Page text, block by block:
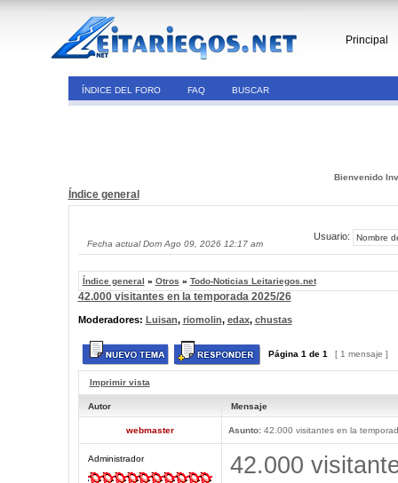
Principal
ÍNDICE DEL FORO FAQ BUSCAR
Bienvenido
Índice general
Fecha actual Dom Ago 09, 2026 12:17 am
Usuario:
Índice general » Otros » Todo-Noticias Leitariegos.net
42.000 visitantes en la temporada 2025/26
Moderadores: Luisan, riomolin, edax, chustas
Página 1 de 1 [ 1 mensaje ]
Imprimir vista
Autor Mensaje
webmaster Asunto:42.000 visitantes en la
Administrador 42.000